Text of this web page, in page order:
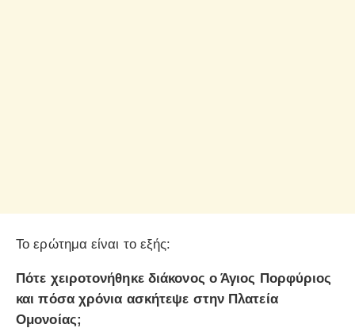
Το ερώτημα είναι το εξής:
Πότε χειροτονήθηκε διάκονος ο Άγιος Πορφύριος
και πόσα χρόνια ασκήτεψε στην Πλατεία
Ομονοίας;